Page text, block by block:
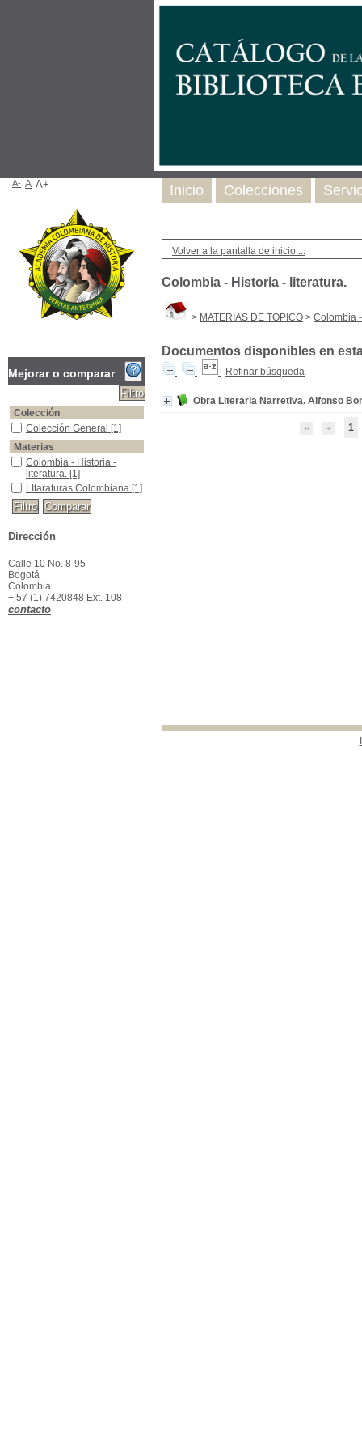
Volver a la pantalla de inicio ...
Colombia - Historia - literatura.
> MATERIAS DE TOPICO > Colombia
Documentos disponibles en
Refinar búsqueda
Obra Literaria Narretiva. Alfonso
1
Inicio Colecciones
A- A A+
Mejorar o comparar
Colección
Colección General
Colección General [1]
Materias
Colombia - Historia - literatura.
Colombia - Historia -
literatura. [1]
LItaraturas Colombiana
LItaraturas Colombiana [1]
Dirección
Calle 10 No. 8-95
Bogotá
Colombia
+ 57 (1) 7420848 Ext. 108
contacto